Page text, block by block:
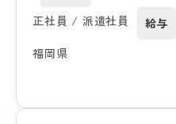
正社員 / 派遣社員
給与
福岡県